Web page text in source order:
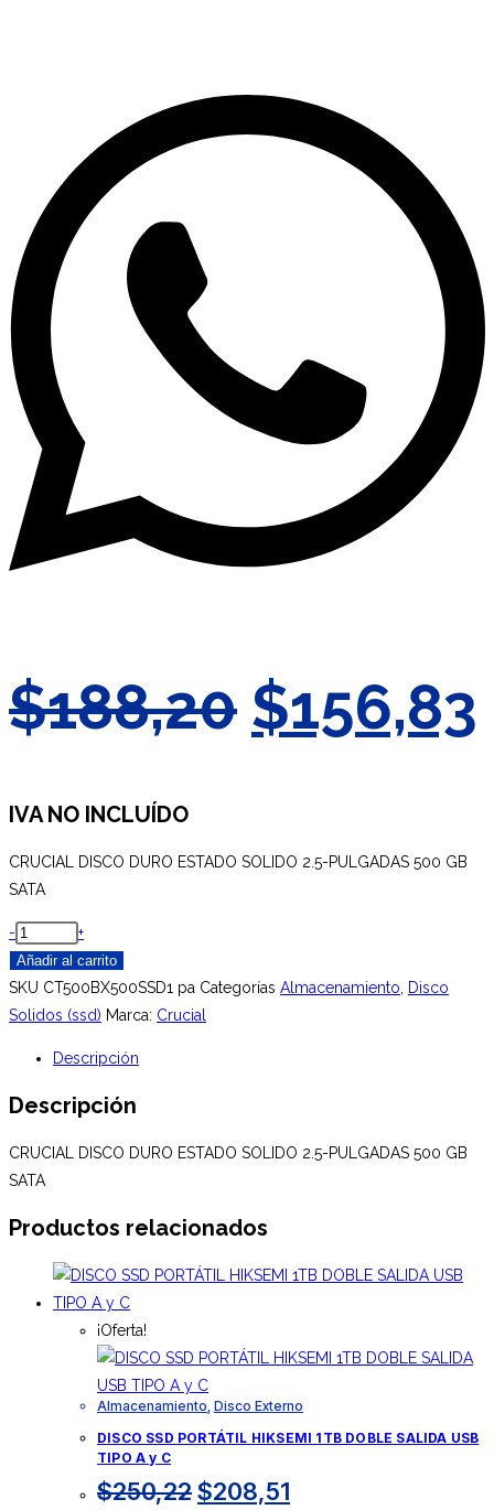
$188,20 El
era:
$156,83
IVA NO INCLUÍDO
CRUCIAL DISCO DURO ESTADO SOLIDO 2.5-PULGADAS 500 GB
SATA
CRUCIAL
DISCO
DURO
ESTADO
PULGADAS
GB
SATA
cantidad
- +
Añadir al carrito
SKU CT500BX500SSD1 pa Categorías Almacenamiento
Disco
Solidos (ssd) Marca: Crucial
Descripción
Descripción
CRUCIAL DISCO DURO ESTADO SOLIDO 2.5-PULGADAS 500 GB
SATA
Productos relacionados
¡Oferta!
Almacenamiento, Disco Externo
DISCO SSD PORTÁTIL HIKSEMI 1TB DOBLE SALIDA USB
TIPO A y C
$250,22El
$208,51